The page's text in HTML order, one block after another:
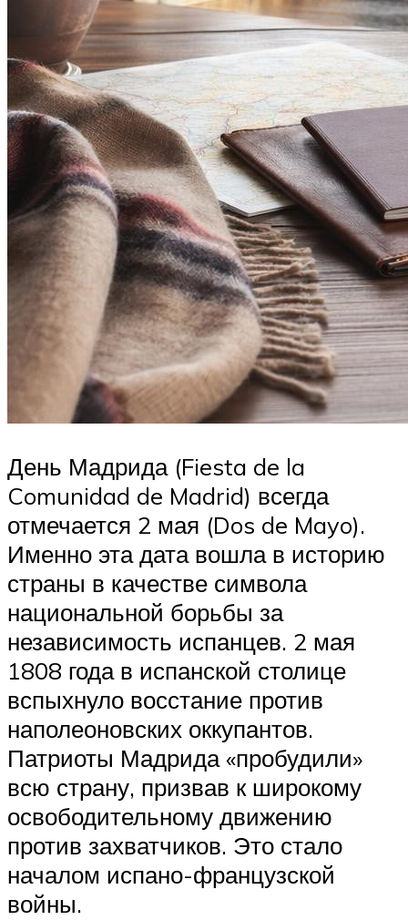
День Мадрида (Fiesta de la
Comunidad de Madrid) всегда
отмечается 2 мая (Dos de Mayo).
Именно эта дата вошла в историю
страны в качестве символа
национальной борьбы за
независимость испанцев. 2 мая
1808 года в испанской столице
вспыхнуло восстание против
наполеоновских оккупантов.
Патриоты Мадрида «пробудили»
всю страну, призвав к широкому
освободительному движению
против захватчиков. Это стало
началом испано-французской
войны.